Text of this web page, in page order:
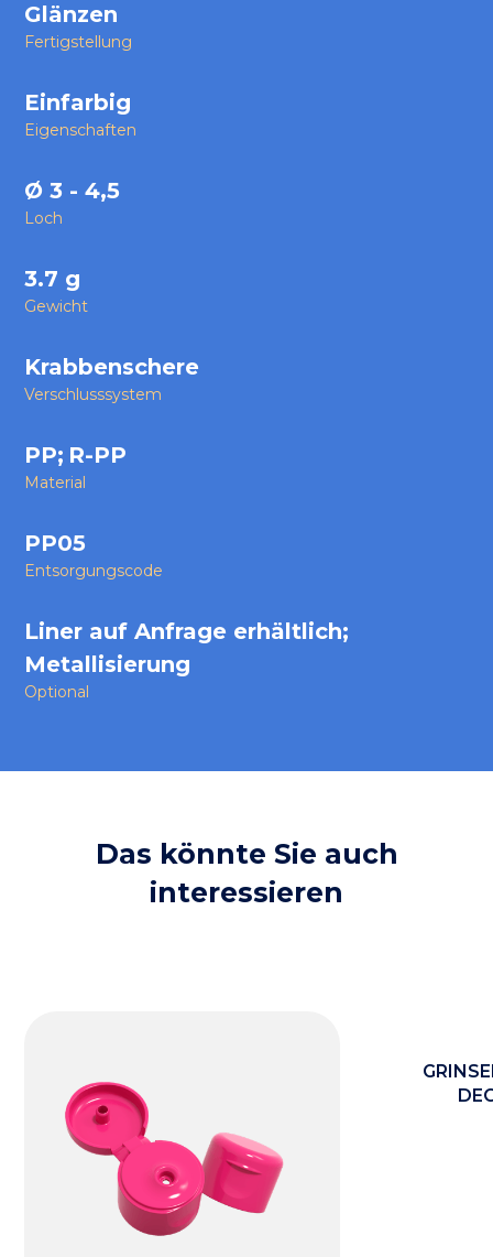
Glänzen
Fertigstellung
Einfarbig
Eigenschaften
Ø 3 - 4,5
Loch
3.7 g
Gewicht
Krabbenschere
Verschlusssystem
PP; R-PP
Material
PP05
Entsorgungscode
Liner auf Anfrage erhältlich;
Metallisierung
Optional
Das könnte Sie auch
interessieren